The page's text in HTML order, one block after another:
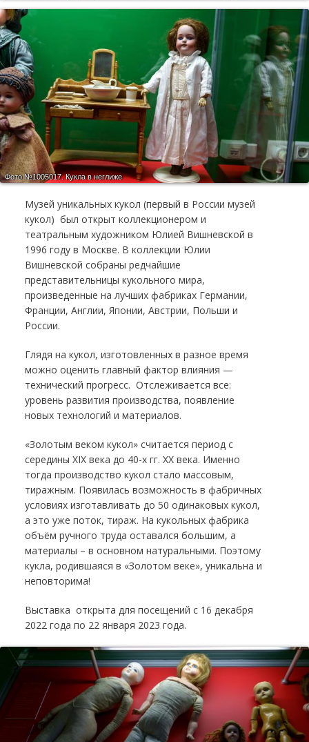
Фото №1005017.Кукла в неглиже
Музей уникальных кукол (первый в России музей
кукол) был открыт коллекционером и
театральным художником Юлией Вишневской в
1996 году в Москве. В коллекции Юлии
Вишневской собраны редчайшие
представительницы кукольного мира,
произведенные на лучших фабриках Германии,
Франции, Англии, Японии, Австрии, Польши и
России.
Глядя на кукол, изготовленных в разное время
можно оценить главный фактор влияния —
технический прогресс. Отслеживается все:
уровень развития производства, появление
новых технологий и материалов.
«Золотым веком кукол» считается период с
середины XIX века до 40-х гг. XX века. Именно
тогда производство кукол стало массовым,
тиражным. Появилась возможность в фабричных
условиях изготавливать до 50 одинаковых кукол,
а это уже поток, тираж. На кукольных фабрика
объём ручного труда оставался большим, а
материалы – в основном натуральными. Поэтому
кукла, родившаяся в «Золотом веке», уникальна и
неповторима!
Выставка открыта для посещений с 16 декабря
2022 года по 22 января 2023 года.